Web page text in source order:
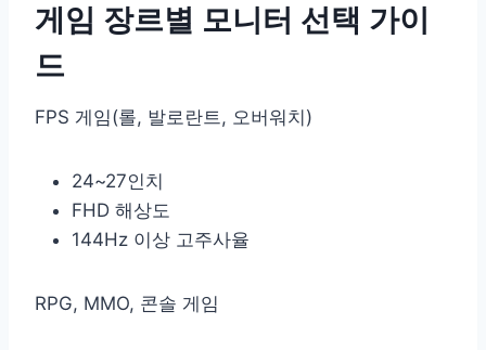
게임 장르별 모니터 선택 가이
드
FPS 게임(롤, 발로란트, 오버워치)
24~27인치
FHD 해상도
144Hz 이상 고주사율
RPG, MMO, 콘솔 게임